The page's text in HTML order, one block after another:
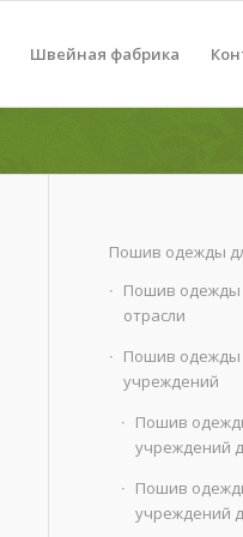
Швейная фабрика
Пошив одежды
Пошив одежды
отрасли
Пошив одежды
учреждений
Пошив
учреждений
Пошив
учреждений